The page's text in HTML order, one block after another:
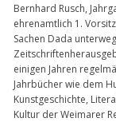
Bernhard Rusch,
ehrenamtlich 1.
Sachen Dada
einigen Jahren
Jahrbücher wie dem
Kunstgeschichte,
Kultur der Weimarer